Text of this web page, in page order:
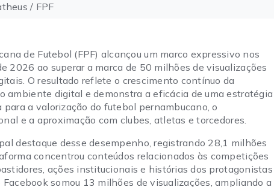
/ FPF
de Futebol (FPF) alcançou um marco expressivo nos
2026 ao superar a marca de 50 milhões de visualizações
O resultado reflete o crescimento contínuo da
ambiente digital e demonstra a eficácia de uma estratégia
a valorização do futebol pernambucano, o
e a aproximação com clubes, atletas e torcedores.
destaque desse desempenho, registrando 28,1 milhões
concentrou conteúdos relacionados às competições
ações institucionais e histórias dos protagonistas
Facebook somou 13 milhões de visualizações, ampliando a